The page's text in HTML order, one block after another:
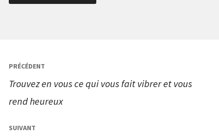
Navigation
de
l’article
PRÉCÉDENT
Trouvez en vous ce qui vous fait vibrer et vous
rend heureux
SUIVANT